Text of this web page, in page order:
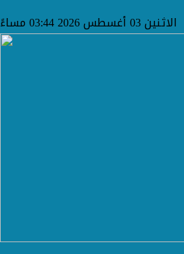
الاثنين 03 أغسطس 2026 03:44 مساءً